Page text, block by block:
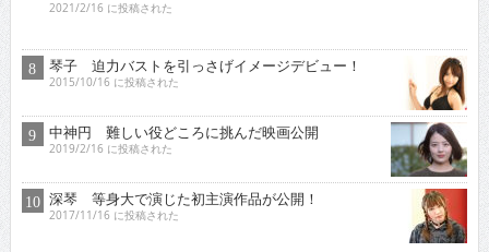
琴子 迫力バストを引っさげイメージデビュー！
中神円 難しい役どころに挑んだ映画公開
深琴 等身大で演じた初主演作品が公開！